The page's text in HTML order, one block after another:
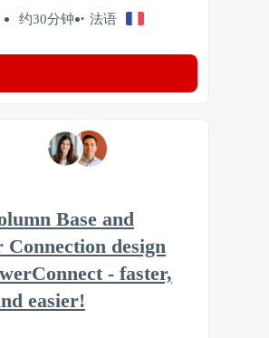
约30分钟 法语
Base and
Connection design
- faster,
easier!